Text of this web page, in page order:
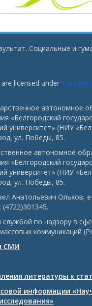
Социальные и
licensed under Creative
автономное
«Белгородский
университет» (НИУ
ул. Победы, 85.
автономное
«Белгородский
университет» (НИУ
ул. Победы, 85.
Анатольевич Ольхов,
(4722)301345.
по надзору в
коммуникаций
СМИ
литературы к
информации